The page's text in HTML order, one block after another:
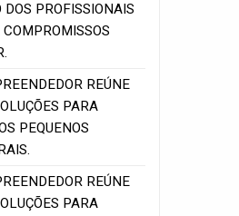
PROFISSIONAIS
REÚNE
PARA
PEQUENOS
REÚNE
PARA